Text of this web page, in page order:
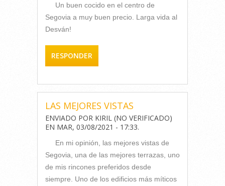
Un buen cocido en el centro de
Segovia a muy buen precio. Larga vida al
Desván!
RESPONDER
LAS MEJORES VISTAS
ENVIADO POR KIRIL (NO VERIFICADO)
EN MAR, 03/08/2021 - 17:33.
En mi opinión, las mejores vistas de
Segovia, una de las mejores terrazas, uno
de mis rincones preferidos desde
siempre. Uno de los edificios más míticos